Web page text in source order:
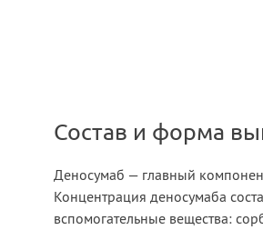
Состав и форма
Деносумаб — главный
Концентрация деносумаба
вспомогательные вещества: